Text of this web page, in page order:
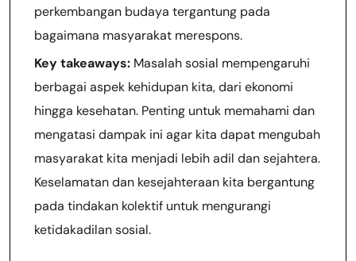
perkembangan budaya tergantung pada
bagaimana masyarakat merespons.
Key takeaways: Masalah sosial mempengaruhi
berbagai aspek kehidupan kita, dari ekonomi
hingga kesehatan. Penting untuk memahami dan
mengatasi dampak ini agar kita dapat mengubah
masyarakat kita menjadi lebih adil dan sejahtera.
Keselamatan dan kesejahteraan kita bergantung
pada tindakan kolektif untuk mengurangi
ketidakadilan sosial.